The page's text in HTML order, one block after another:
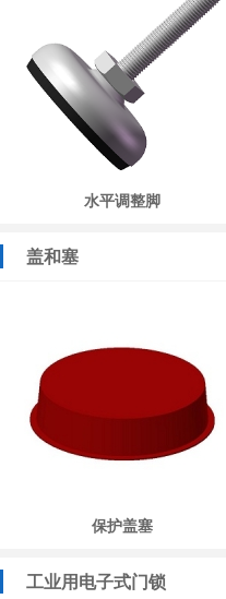
水平调整脚
盖和塞
保护盖塞
工业用电子式门锁